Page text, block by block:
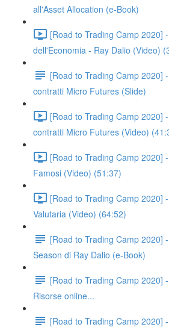
all'Asset Allocation (e-Book)
[Road to Trading Camp 2020]
dell'Economia - Ray Dalio (Video)
[Road to Trading Camp 2020]
contratti Micro Futures (Slide)
[Road to Trading Camp 2020]
contratti Micro Futures (Video)
[Road to Trading Camp 2020]
Famosi (Video) (51:37)
[Road to Trading Camp 2020]
Valutaria (Video) (64:52)
[Road to Trading Camp 2020]
Season di Ray Dalio (e-Book)
[Road to Trading Camp 2020]
Risorse online...
[Road to Trading Camp 2020]